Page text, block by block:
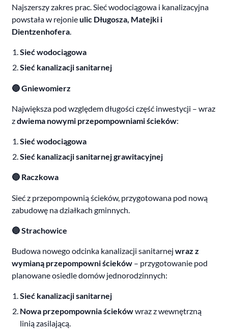
Najszerszy zakres prac. Sieć wodociągowa i kanalizacyjna
powstała w rejonieulic Długosza, Matejki i
Dientzenhofera.
Sieć wodociągowa
Sieć kanalizacji sanitarnej
🔵 Gniewomierz
Największa pod względem długości część inwestycji – wraz
zdwiema nowymi przepompowniami ścieków:
Sieć wodociągowa
Sieć kanalizacji sanitarnej grawitacyjnej
🔵 Raczkowa
Sieć z przepompownią ścieków, przygotowana pod nową
zabudowę na działkach gminnych.
🔵 Strachowice
Budowa nowego odcinka kanalizacji sanitarnej wraz z
wymianą przepompowni ścieków – przygotowanie pod
planowane osiedle domów jednorodzinnych:
Sieć kanalizacji sanitarnej
Nowa przepompownia ściekówwraz z wewnętrzną
linią zasilającą.